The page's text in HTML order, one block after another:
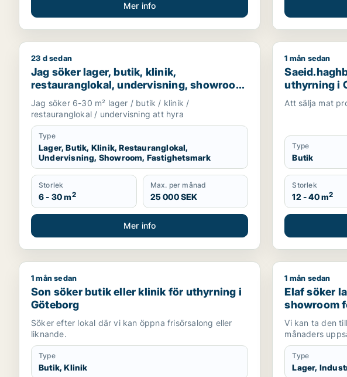
Mer info
Jag söker lager, butik, klinik, restauranglokal, undervisning,
23 d sedan
Jag söker lager, butik, klinik,
restauranglokal, undervisning, showroom
eller fastighetsmark för uthyrning i
Lundby, Göteborg eller Askim-Frölunda-
Högsbo m.fl.
Jag söker 6-30 m² lager / butik / klinik /
restauranglokal / undervisning att hyra
Type
Lager, Butik, Klinik, Restauranglokal,
Undervisning, Showroom, Fastighetsmark
Storlek
6 - 30 m2
Max. per månad
25 000 SEK
Mer info
1 mån sedan
uthyrning i
Centrum
Att sälja mat
Type
Butik
Storlek
12 - 40 m2
Son söker butik eller klinik för uthyrning i Göteborg
1 mån sedan
Son söker butik eller klinik för uthyrning i
Göteborg
Söker efter lokal där vi kan öppna frisörsalong eller
liknande.
Type
Butik, Klinik
Elaf söker
1 mån sedan
Elaf söker
showroom
Göteborg
Vi kan ta den
månaders
Type
Lager,